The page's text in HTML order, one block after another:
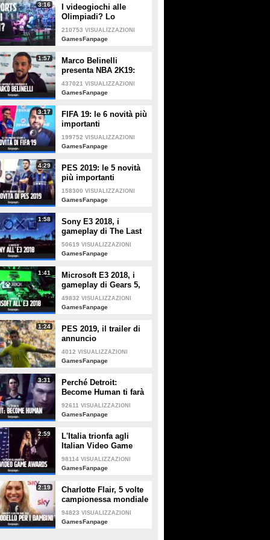
3:16
I videogiochi alle
Olimpiadi? Lo
abbiamo chiesto ai
giocatori della Games
210753 VISUALIZZAZIONI
GamesFanpage
1:57
Marco Belinelli
presenta NBA 2K19:
"Sono un
videogiocatore, a casa
forte? Joel Embiid"
437021 VISUALIZZAZIONI
GamesFanpage
3:17
FIFA 19: le 6 novità più
importanti
199752 VISUALIZZAZIONI
GamesFanpage
4:29
PES 2019: le 5 novità
più importanti
158300 VISUALIZZAZIONI
GamesFanpage
1:58
Sony E3 2018, i
gameplay di The Last
of Us 2, Spiderman,
Death Stranding e
50619 VISUALIZZAZIONI
GamesFanpage
1:41
Microsoft E3 2018, i
gameplay di Gears 5,
Forza 4, Halo Infinite e
le esclusive più
49832 VISUALIZZAZIONI
GamesFanpage
1:24
PES 2019, il trailer di
annuncio
4012 VISUALIZZAZIONI
GamesFanpage
3:31
Perché Detroit:
Become Human ti farà
riflettere sull'etica
dell'intelligenza
92611 VISUALIZZAZIONI
GamesFanpage
2:59
L'Italia trionfa agli
Italian Video Game
Awards
98114 VISUALIZZAZIONI
GamesFanpage
2:19
Charlotte Flair, 5 volte
campionessa mondiale
di wrestling:
"Vogliamo essere un
94823 VISUALIZZAZIONI
GamesFanpage